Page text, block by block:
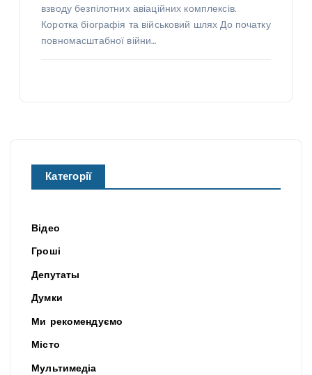
взводу безпілотних авіаційних комплексів.
Коротка біографія та військовий шлях До початку
повномасштабної війни…
Категорії
Відео
Гроші
Депутаты
Думки
Ми рекомендуємо
Місто
Мультимедіа